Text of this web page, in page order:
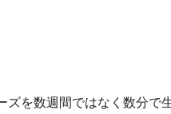
を数週間ではなく数分で